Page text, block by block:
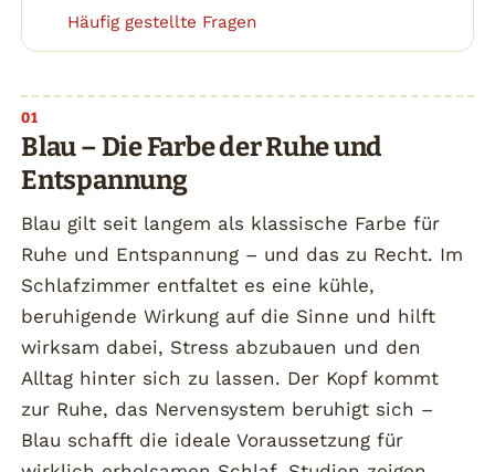
Häufig gestellte Fragen
Blau – Die Farbe der Ruhe und
Entspannung
Blau gilt seit langem als klassische Farbe für
Ruhe und Entspannung – und das zu Recht. Im
Schlafzimmer entfaltet es eine kühle,
beruhigende Wirkung auf die Sinne und hilft
wirksam dabei, Stress abzubauen und den
Alltag hinter sich zu lassen. Der Kopf kommt
zur Ruhe, das Nervensystem beruhigt sich –
Blau schafft die ideale Voraussetzung für